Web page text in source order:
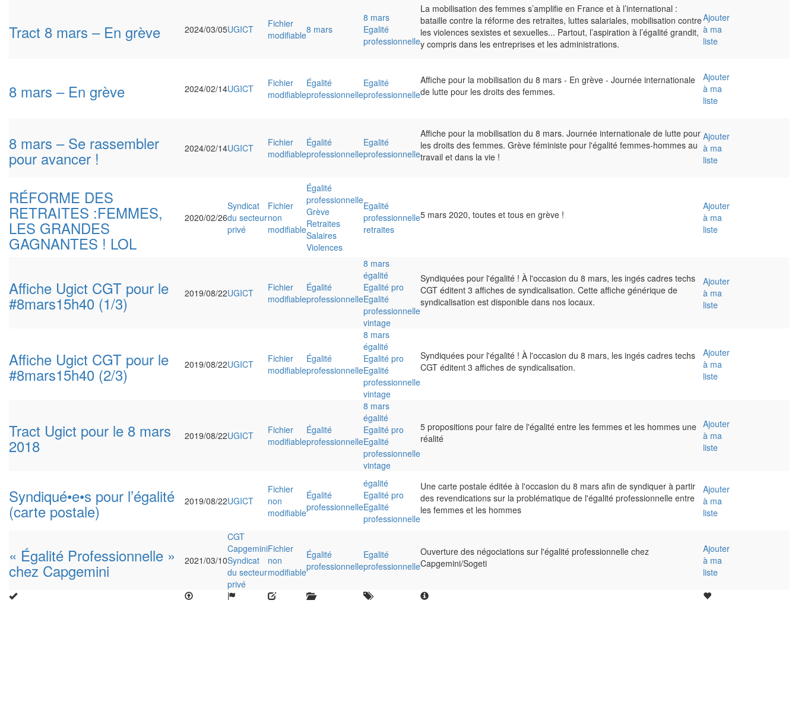
Tract 8 mars – En grève 2024/03/05UGICT
Fichier
modifiable8 mars
8 mars
Egalité
professionnelle
La mobilisation des femmes s’amplifie en France et à l’international :
bataille contre la réforme des retraites, luttes salariales, mobilisation contre
les violences sexistes et sexuelles... Partout, l’aspiration à l’égalité grandit,
y compris dans les entreprises et les administrations.
Ajouter
à ma
liste
8 mars – En grève 2024/02/14UGICT
Fichier
modifiable
Égalité
professionnelle
Egalité
professionnelle
Affiche pour la mobilisation du 8 mars - En grève - Journée internationale
de lutte pour les droits des femmes.
Ajouter
à ma
liste
8 mars – Se rassembler
pour avancer ! 2024/02/14UGICT
Fichier
modifiable
Égalité
professionnelle
Egalité
professionnelle
Affiche pour la mobilisation du 8 mars. Journée internationale de lutte pour
les droits des femmes. Grève féministe pour l'égalité femmes-hommes au
travail et dans la vie !
Ajouter
à ma
liste
RÉFORME DES
RETRAITES :FEMMES,
LES GRANDES
GAGNANTES ! LOL
2020/02/26
Syndicat
du secteur
privé
Fichier
non
modifiable
Égalité
professionnelle
Grève
Retraites
Salaires
Violences
Egalité
professionnelle
retraites
5 mars 2020, toutes et tous en grève !
Ajouter
à ma
liste
Affiche Ugict CGT pour le
#8mars15h40 (1/3) 2019/08/22UGICT
Fichier
modifiable
Égalité
professionnelle
8 mars
égalité
Egalité pro
Egalité
professionnelle
vintage
Syndiquées pour l'égalité ! À l'occasion du 8 mars, les ingés cadres techs
CGT éditent 3 affiches de syndicalisation. Cette affiche générique de
syndicalisation est disponible dans nos locaux.
Ajouter
à ma
liste
Affiche Ugict CGT pour le
#8mars15h40 (2/3) 2019/08/22UGICT
Fichier
modifiable
Égalité
professionnelle
8 mars
égalité
Egalité pro
Egalité
professionnelle
vintage
Syndiquées pour l'égalité ! À l'occasion du 8 mars, les ingés cadres techs
CGT éditent 3 affiches de syndicalisation.
Ajouter
à ma
liste
Tract Ugict pour le 8 mars
2018 2019/08/22UGICT
Fichier
modifiable
Égalité
professionnelle
8 mars
égalité
Egalité pro
Egalité
professionnelle
vintage
5 propositions pour faire de l'égalité entre les femmes et les hommes une
réalité
Ajouter
à ma
liste
Syndiqué•e•s pour l’égalité
(carte postale) 2019/08/22UGICT
Fichier
non
modifiable
Égalité
professionnelle
égalité
Egalité pro
Egalité
professionnelle
Une carte postale éditée à l'occasion du 8 mars afin de syndiquer à partir
des revendications sur la problématique de l'égalité professionnelle entre
les femmes et les hommes
Ajouter
à ma
liste
« Égalité Professionnelle »
chez Capgemini 2021/03/10
CGT
Capgemini
Syndicat
du secteur
privé
Fichier
non
modifiable
Égalité
professionnelle
Egalité
professionnelle
Ouverture des négociations sur l'égalité professionnelle chez
Capgemini/Sogeti
Ajouter
à ma
liste